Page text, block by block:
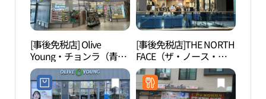
[事後免税店] Olive
Young・チョンラ（青
蘿）スクエアセブン店
(올리브영 청라스퀘어세
븐점)
[事後免税店]THE NORTH
FACE（ザ・ノース・フ
ェイス）・チョンナ（青
蘿）スクエア店(노스페
이스 청라스퀘어점)